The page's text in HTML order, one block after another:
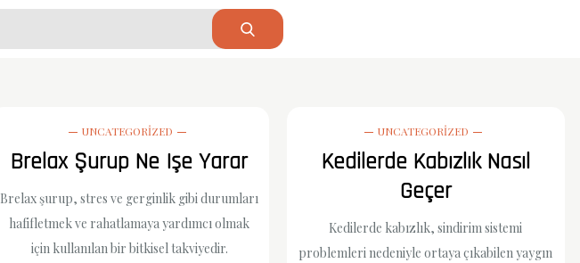
UNCATEGORIZED
Brelax Şurup Ne Işe Yarar
Brelax şurup, stres ve gerginlik gibi durumları
hafifletmek ve rahatlamaya yardımcı olmak
için kullanılan bir bitkisel takviyedir.
UNCATEGORIZED
Kedilerde Kabızlık Nasıl
Geçer
Kedilerde kabızlık, sindirim sistemi
problemleri nedeniyle ortaya çıkabilen yaygın